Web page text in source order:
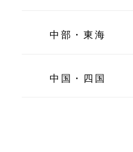
中部・東海
中国・四国